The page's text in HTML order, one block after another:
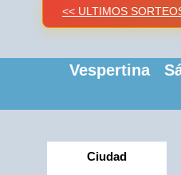
<< ULTIMOS
Vespertina
Ciudad